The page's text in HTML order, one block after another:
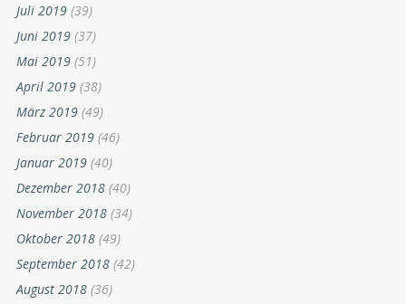
Juli 2019 (39)
Juni 2019 (37)
Mai 2019 (51)
April 2019 (38)
März 2019 (49)
Februar 2019 (46)
Januar 2019 (40)
Dezember 2018 (40)
November 2018 (34)
Oktober 2018 (49)
September 2018 (42)
August 2018 (36)